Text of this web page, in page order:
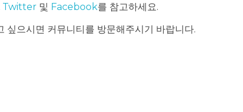
Twitter 및 Facebook를 참고하세요.
싶으시면 커뮤니티를 방문해주시기 바랍니다.